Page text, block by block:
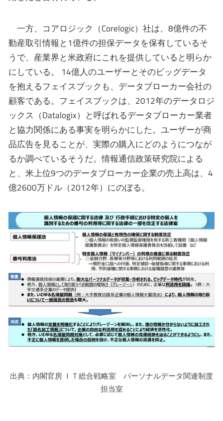
一方、コアロジック（Corelogic）社は、8億件の不
動産取引情報と1億件の担保データを保有しているそ
うで、産業界と米政府にこれを提供していると明らか
にしている。 14億人のユーザーとそのビッグデータ
を抱えるフェイスブックも、データブローカー会社の
顧客である。フェイスブックは、2012年のデータロジ
ックス（Datalogix）と呼ばれるデータブローカー業者
と協力関係にある事実を明らかにした。ユーザーが商
品広告を見ることが、実際の購入にどのようにつなが
るか調べているそうだ。情報通信政策研究院による
と、米上位9つのデータブローカー企業の売上高は、4
億2600万ドル（2012年）にのぼる。
出典：内閣官房 ＩＴ総合戦略室 パーソナルデータ関連制度
担当室